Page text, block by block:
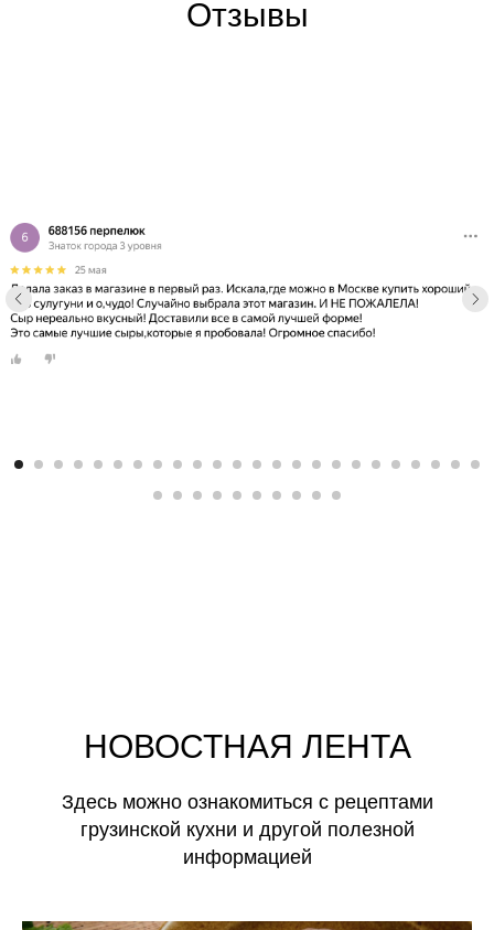
Отзывы
НОВОСТНАЯ ЛЕНТА
Здесь можно ознакомиться с рецептами
грузинской кухни и другой полезной
информацией